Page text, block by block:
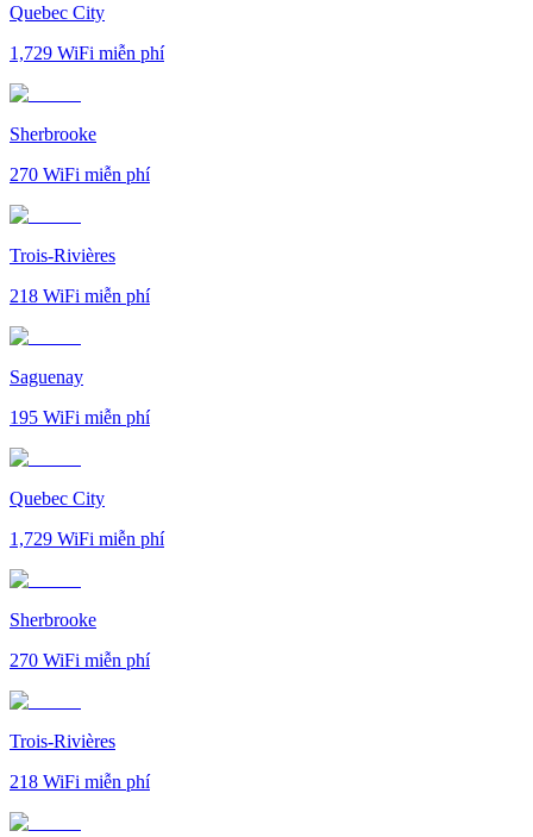
Quebec City
1,729 WiFi miễn phí
Sherbrooke
270 WiFi miễn phí
Trois-Rivières
218 WiFi miễn phí
Saguenay
195 WiFi miễn phí
Quebec City
1,729 WiFi miễn phí
Sherbrooke
270 WiFi miễn phí
Trois-Rivières
218 WiFi miễn phí